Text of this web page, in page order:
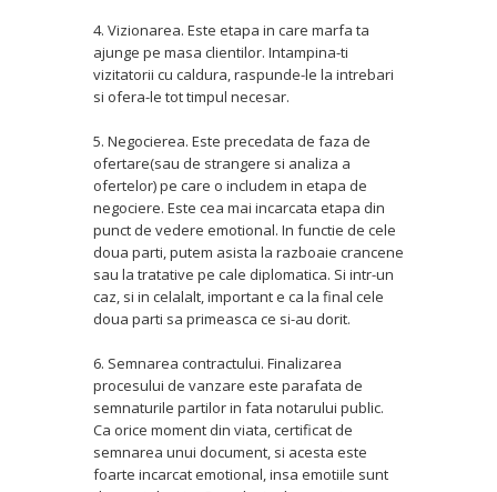
4. Vizionarea. Este etapa in care marfa ta
ajunge pe masa clientilor. Intampina-ti
vizitatorii cu caldura, raspunde-le la intrebari
si ofera-le tot timpul necesar.
5. Negocierea. Este precedata de faza de
ofertare(sau de strangere si analiza a
ofertelor) pe care o includem in etapa de
negociere. Este cea mai incarcata etapa din
punct de vedere emotional. In functie de cele
doua parti, putem asista la razboaie crancene
sau la tratative pe cale diplomatica. Si intr-un
caz, si in celalalt, important e ca la final cele
doua parti sa primeasca ce si-au dorit.
6. Semnarea contractului. Finalizarea
procesului de vanzare este parafata de
semnaturile partilor in fata notarului public.
Ca orice moment din viata, certificat de
semnarea unui document, si acesta este
foarte incarcat emotional, insa emotiile sunt